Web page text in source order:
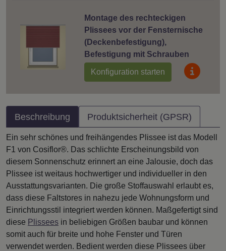
Montage des rechteckigen
Plissees vor der Fensternische
(Deckenbefestigung),
Befestigung mit Schrauben
Konfiguration starten
Beschreibung Produktsicherheit (GPSR)
Ein sehr schönes und freihängendes Plissee ist das Modell
F1 von Cosiflor®. Das schlichte Erscheinungsbild von
diesem Sonnenschutz erinnert an eine Jalousie, doch das
Plissee ist weitaus hochwertiger und individueller in den
Ausstattungsvarianten. Die große Stoffauswahl erlaubt es,
dass diese Faltstores in nahezu jede Wohnungsform und
Einrichtungsstil integriert werden können. Maßgefertigt sind
diese Plissees in beliebigen Größen baubar und können
somit auch für breite und hohe Fenster und Türen
verwendet werden. Bedient werden diese Plissees über